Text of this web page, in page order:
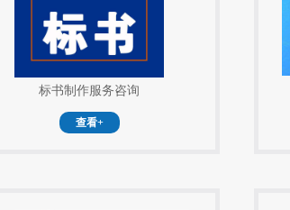
标书制作服务咨询
查看+